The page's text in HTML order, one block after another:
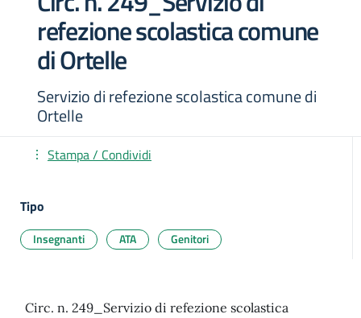
refezione scolastica comune
di Ortelle
Servizio di refezione scolastica comune di
Ortelle
Stampa / Condividi
Tipo
Insegnanti ATA Genitori
Circ. n. 249_Servizio di refezione scolastica